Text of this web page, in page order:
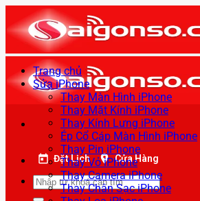
qua
nội
dung
Đặt Lịch Cửa Hàng
Tìm
kiếm:
Trang chủ
Sửa iPhone
Thay Màn Hình iPhone
Thay Mặt Kính iPhone
Thay Kính Lưng iPhone
Ép Cổ Cáp Màn Hình iPhone
Thay Pin iPhone
Thay Vỏ iPhone
Thay Camera iPhone
Thay Chân Sạc iPhone